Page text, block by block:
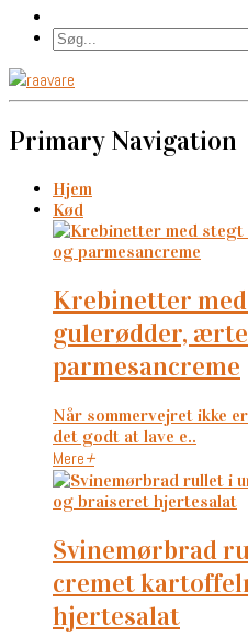
Primary Navigation
Hjem
Kød
krebinetter med stegt spidskål,
gulerødder,
parmesancreme
Når sommervejret ikke
det godt at lave e..
Mere+
svinemørbrad rullet i urter med
cremet
hjertesalat